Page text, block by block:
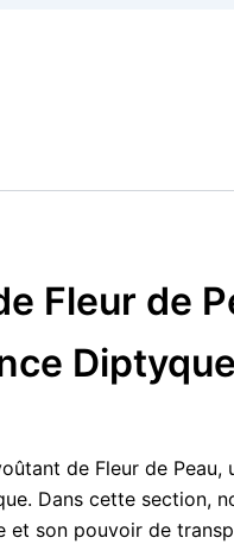
Fleur de
Diptyque
de Fleur de
Dans cette section,
son pouvoir de